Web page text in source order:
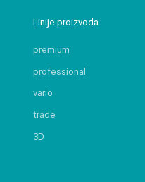
Linije proizvoda
premium
professional
vario
trade
3D